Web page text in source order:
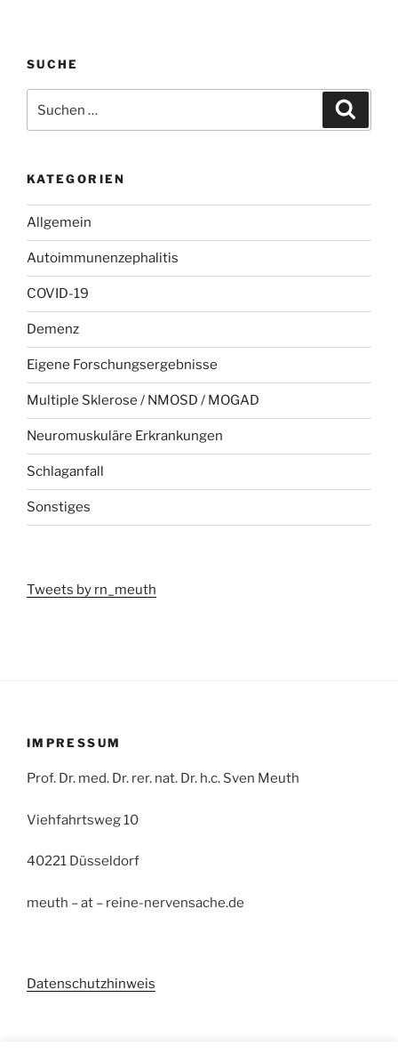
SUCHE
nach:
KATEGORIEN
Allgemein
Autoimmunenzephalitis
COVID-19
Demenz
Eigene Forschungsergebnisse
Multiple Sklerose / NMOSD / MOGAD
Neuromuskuläre Erkrankungen
Schlaganfall
Sonstiges
Tweets by rn_meuth
IMPRESSUM
Prof. Dr. med. Dr. rer. nat. Dr. h.c. Sven Meuth
Viehfahrtsweg 10
40221 Düsseldorf
meuth – at – reine-nervensache.de
Datenschutzhinweis